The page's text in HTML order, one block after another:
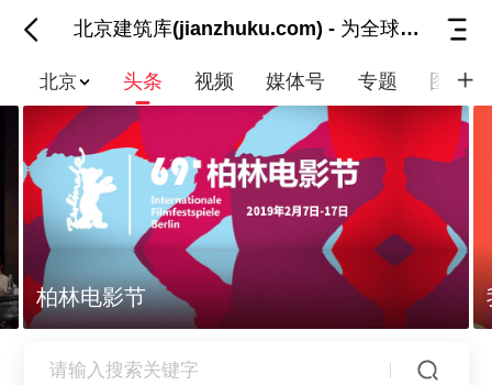
北京建筑库(jianzhuku.com) - 为全球建筑师而
北京 头条 视频 媒体号 专题 图集
柏林电影节 我和我的祖国